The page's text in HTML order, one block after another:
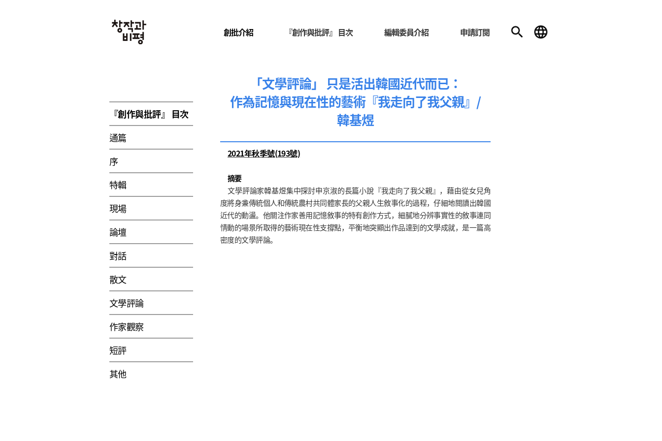
創批介紹 『創作與批評』 目次 編輯委員介紹 申請訂閱
「文學評論」 只是活出韓國近代而已：
作為記憶與現在性的藝術『我走向了我父親』/
韓基煜
2021年秋季號(193號)
摘要
文學評論家韓基煜集中探討申京淑的長篇小說『我走向了我父親』，藉由從女兒角
度將身兼傳統個人和傳統農村共同體家長的父親人生敘事化的過程，仔細地閱讀出韓國
近代的動盪。他關注作家善用記憶敘事的特有創作方式，細膩地分辨事實性的敘事連同
情動的場景所取得的藝術現在性支撐點，平衡地突顯出作品達到的文學成就，是一篇高
密度的文學評論。
『創作與批評』 目次
通篇
序
特輯
現場
論壇
對話
散文
文學評論
作家觀察
短評
其他